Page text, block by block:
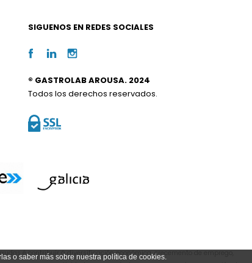
o saber más sobre nuestra política de cookies.
SIGUENOS EN REDES SOCIALES
® GASTROLAB AROUSA. 2024
Todos los derechos reservados.
é contribuír á diversificación económica, crecemento de emprego,